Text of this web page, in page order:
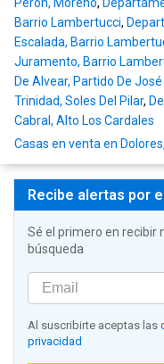
Perón, Moreno,
Barrio Lambertucci,
Escalada, Barrio
Juramento, Barrio
De Alvear, Partido De José
Trinidad, Soles Del Pilar,
Cabral, Alto Los Cardales
Casas en venta en
Recibe alertas por
Sé el primero en recibir
búsqueda
Al suscribirte aceptas las
privacidad